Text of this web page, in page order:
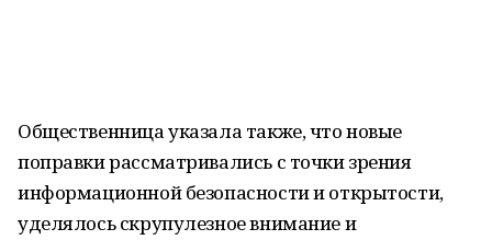
Общественница указала также, что новые
поправки рассматривались с точки зрения
информационной безопасности и открытости,
уделялось скрупулезное внимание и